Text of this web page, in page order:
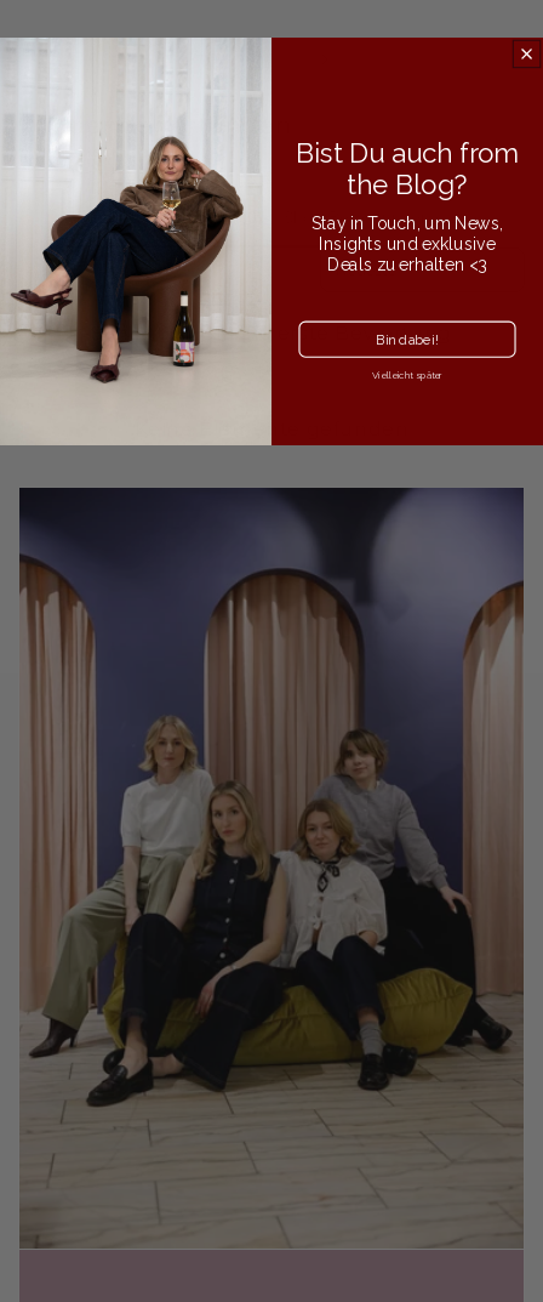
Kundenbewertungen
Produktbewertungen (0) Shop-Bewertungen (12)
Sort reviews by
Schreiben Sie die erste Bewertung
Bewertung schreiben
Bist Du auch from
the Blog?
Stay in Touch, um News,
Insights und exklusive
Deals zu erhalten <3
Bin dabei!
Vielleicht später